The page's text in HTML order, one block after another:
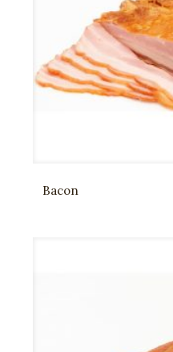
Bacon